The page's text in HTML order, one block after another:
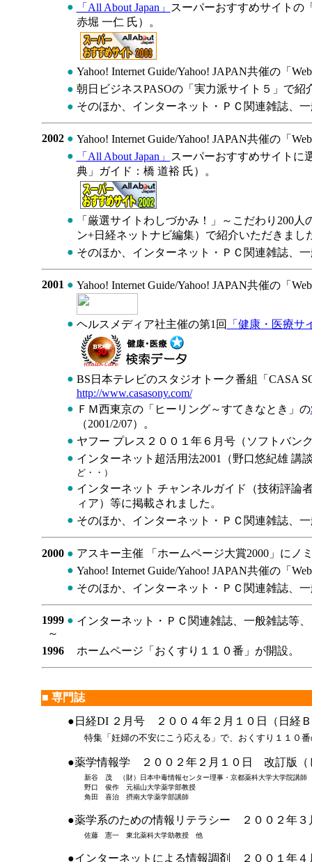
● 「All About Japan」
スーパーおすすめサイトの
赤堀 一仁 氏）。
● Yahoo! Internet Guide/Yahoo! JAPAN共催の「
● 朝日ビジネスPASOの「実力派サイト５」で紹
● そのほか、インターネット・ＰＣ関連雑誌、
2002 ● Yahoo! Internet Guide/Yahoo! JAPAN共催の「
●
「All About Japan」
スーパーおすすめサイトに
典」ガイド：橋 道裕 氏）。
●
「厳選サイトわしづかみ！」～こだわり200
ン+日経ネットナビ編集）で紹介いただきまし
● そのほか、インターネット・ＰＣ関連雑誌、
2001 ● Yahoo! Internet Guide/Yahoo! JAPAN共催の「
● ヘルスメディア社主催の第1回 「健康・医療サ
● BS日本テレビのスタジオトーク番組「CASA
http://www.casasony.com/
● ＦＭ西東京の「ヒーリング～すてきなとき」の
（2001/2/07）。
● ヤフー プレス２００１年６月号（ソフトバン
● インターネット超活用法2001（野口悠紀雄 講
ど・・）
● インターネット チャンネルガイド（技術評論
ィア）等に掲載されました。
● そのほか、インターネット・ＰＣ関連雑誌、
2000 ● アスキー主催 「ホームページ大賞2000」にノ
● Yahoo! Internet Guide/Yahoo! JAPAN共催の「
● そのほか、インターネット・ＰＣ関連雑誌、
1999
～
● インターネット・ＰＣ関連雑誌、一般雑誌等
1996 ホームページ「おくすり１１０番」が開設。
■ 専門誌
●日経DI ２月号 ２００４年２月１０日（日経
特集「妊婦の不安にこう応える」で、おくすり１１０
●薬学情報学 ２００２年２月１０日 改訂版（
新谷 茂 （財）日本中毒情報センター理事・京都薬科大学大学院講師
野口 俊作 元福山大学薬学部教授
角田 喜治 摂南大学薬学部講師
●薬学系のための情報リテラシー ２００２年３
佐藤 憲一 東北薬科大学助教授 他
●インターネットによる情報調剤 ２００１年４